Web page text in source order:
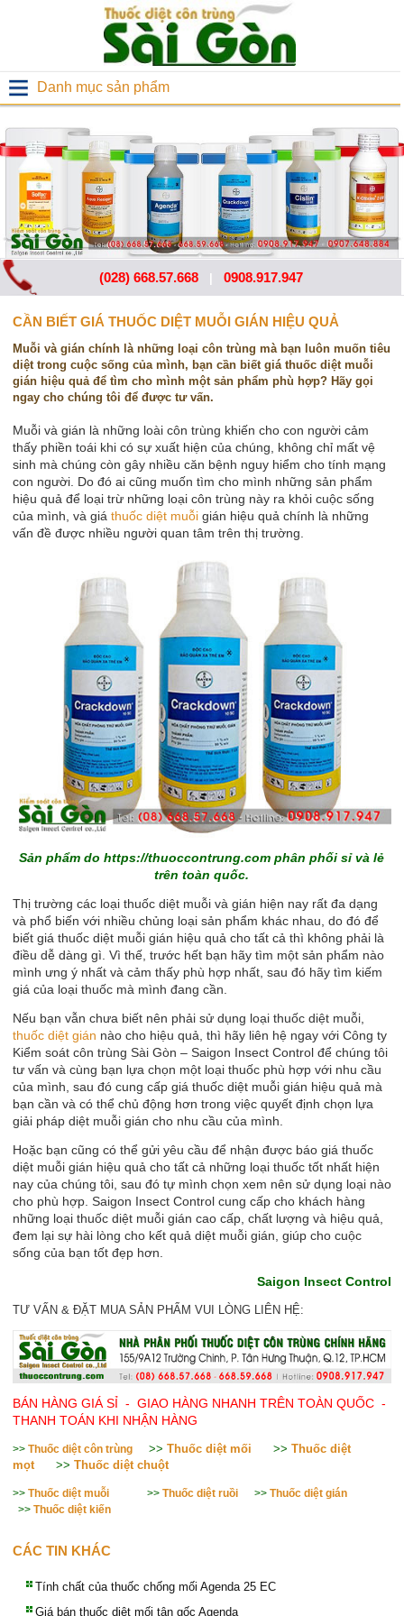
Danh mục sản phẩm
(028) 668.57.668| 0908.917.947
CẦN BIẾT GIÁ THUỐC DIỆT MUỖI GIÁN HIỆU QUẢ
Muỗi và gián chính là những loại côn trùng mà bạn luôn muốn tiêu
diệt trong cuộc sống của mình, bạn cần biết giá thuốc diệt muỗi
gián hiệu quả để tìm cho mình một sản phẩm phù hợp? Hãy gọi
ngay cho chúng tôi để được tư vấn.
Muỗi và gián là những loài côn trùng khiến cho con người cảm
thấy phiền toái khi có sự xuất hiện của chúng, không chỉ mất vệ
sinh mà chúng còn gây nhiều căn bệnh nguy hiểm cho tính mạng
con người. Do đó ai cũng muốn tìm cho mình những sản phẩm
hiệu quả để loại trừ những loại côn trùng này ra khỏi cuộc sống
của mình, và giá thuốc diệt muỗigián hiệu quả chính là những
vấn đề được nhiều người quan tâm trên thị trường.
Sản phẩm dohttps://thuoccontrung.com phân phối sỉ và lẻ
trên toàn quốc.
Thị trường các loại thuốc diệt muỗi và gián hiện nay rất đa dạng
và phổ biến với nhiều chủng loại sản phẩm khác nhau, do đó để
biết giá thuốc diệt muỗi gián hiệu quả cho tất cả thì không phải là
điều dễ dàng gì. Vì thế, trước hết bạn hãy tìm một sản phẩm nào
mình ưng ý nhất và cảm thấy phù hợp nhất, sau đó hãy tìm kiếm
giá của loại thuốc mà mình đang cần.
Nếu bạn vẫn chưa biết nên phải sử dụng loại thuốc diệt muỗi,
thuốc diệt gián nào cho hiệu quả, thì hãy liên hệ ngay với Công ty
Kiểm soát côn trùng Sài Gòn – Saigon Insect Control để chúng tôi
tư vấn và cùng bạn lựa chọn một loại thuốc phù hợp với nhu cầu
của mình, sau đó cung cấp giá thuốc diệt muỗi gián hiệu quả mà
bạn cần và có thể chủ động hơn trong việc quyết định chọn lựa
giải pháp diệt muỗi gián cho nhu cầu của mình.
Hoặc bạn cũng có thể gửi yêu cầu để nhận được báo giá thuốc
diệt muỗi gián hiệu quả cho tất cả những loại thuốc tốt nhất hiện
nay của chúng tôi, sau đó tự mình chọn xem nên sử dụng loại nào
cho phù hợp. Saigon Insect Control cung cấp cho khách hàng
những loại thuốc diệt muỗi gián cao cấp, chất lượng và hiệu quả,
đem lại sự hài lòng cho kết quả diệt muỗi gián, giúp cho cuộc
sống của bạn tốt đẹp hơn.
Saigon Insect Control
TƯ VẤN & ĐẶT MUA SẢN PHẨM VUI LÒNG LIÊN HỆ:
BÁN HÀNG GIÁ SỈ - GIAO HÀNG NHANH TRÊN TOÀN QUỐC -
THANH TOÁN KHI NHẬN HÀNG
>> Thuốc diệt côn trùng >> Thuốc diệt mối >> Thuốc diệt
mọt
>> Thuốc diệt chuột
>> Thuốc diệt muỗi >> Thuốc diệt ruồi >> Thuốc diệt gián
>> Thuốc diệt kiến
CÁC TIN KHÁC
Tính chất của thuốc chống mối Agenda 25 EC
Giá bán thuốc diệt mối tận gốc Agenda